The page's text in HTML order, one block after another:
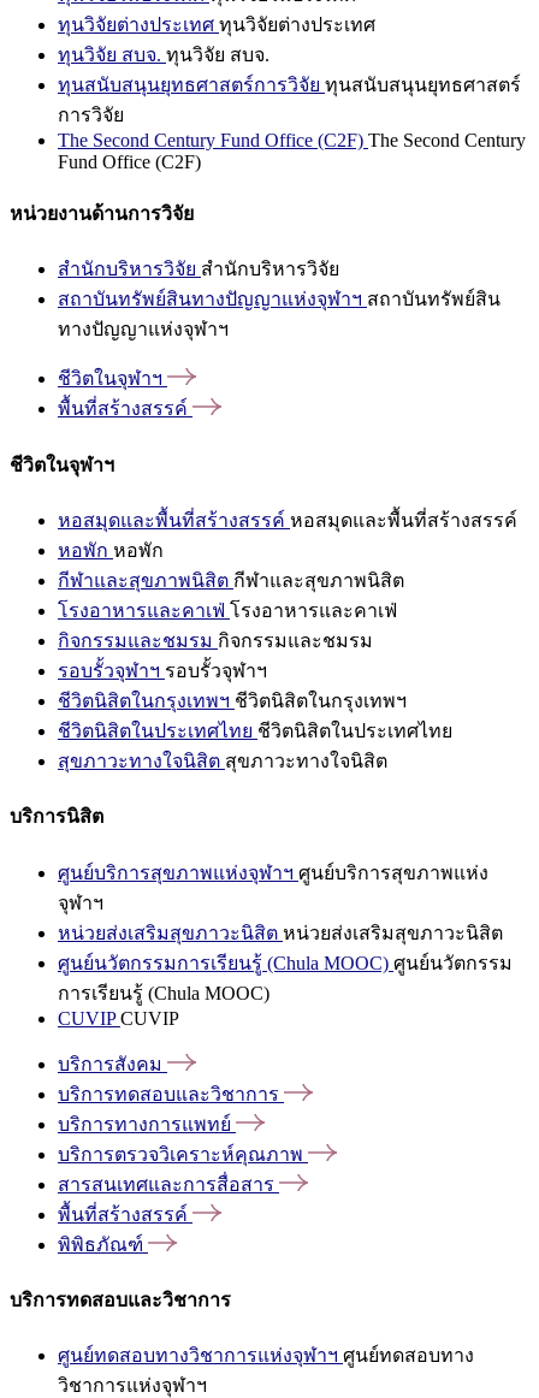
ทุนวิจัยต่างประเทศ ทุนวิจัยต่างประเทศ
ทุนวิจัย สบจ. ทุนวิจัย สบจ.
ทุนสนับสนุนยุทธศาสตร์การวิจัย ทุนสนับสนุนยุทธศาสตร์
การวิจัย
The Second Century Fund Office (C2F) The Second Century
Fund Office (C2F)
หน่วยงานด้านการวิจัย
สำนักบริหารวิจัย สำนักบริหารวิจัย
สถาบันทรัพย์สินทางปัญญาแห่งจุฬาฯ สถาบันทรัพย์สิน
ทางปัญญาแห่งจุฬาฯ
ชีวิตในจุฬาฯ
พื้นที่สร้างสรรค์
ชีวิตในจุฬาฯ
หอสมุดและพื้นที่สร้างสรรค์ หอสมุดและพื้นที่สร้างสรรค์
หอพัก หอพัก
กีฬาและสุขภาพนิสิต กีฬาและสุขภาพนิสิต
โรงอาหารและคาเฟ่ โรงอาหารและคาเฟ่
กิจกรรมและชมรม กิจกรรมและชมรม
รอบรั้วจุฬาฯ รอบรั้วจุฬาฯ
ชีวิตนิสิตในกรุงเทพฯ ชีวิตนิสิตในกรุงเทพฯ
ชีวิตนิสิตในประเทศไทย ชีวิตนิสิตในประเทศไทย
สุขภาวะทางใจนิสิต สุขภาวะทางใจนิสิต
บริการนิสิต
ศูนย์บริการสุขภาพแห่งจุฬาฯ ศูนย์บริการสุขภาพแห่ง
จุฬาฯ
หน่วยส่งเสริมสุขภาวะนิสิต หน่วยส่งเสริมสุขภาวะนิสิต
ศูนย์นวัตกรรมการเรียนรู้ (Chula MOOC) ศูนย์นวัตกรรม
การเรียนรู้ (Chula MOOC)
CUVIPCUVIP
บริการสังคม
บริการทดสอบและวิชาการ
บริการทางการแพทย์
บริการตรวจวิเคราะห์คุณภาพ
สารสนเทศและการสื่อสาร
พื้นที่สร้างสรรค์
พิพิธภัณฑ์
บริการทดสอบและวิชาการ
ศูนย์ทดสอบทางวิชาการแห่งจุฬาฯ ศูนย์ทดสอบทาง
วิชาการแห่งจุฬาฯ